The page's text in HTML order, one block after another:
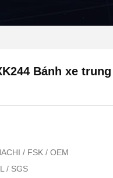
Bánh xe
/ FSK / OEM
/ SGS